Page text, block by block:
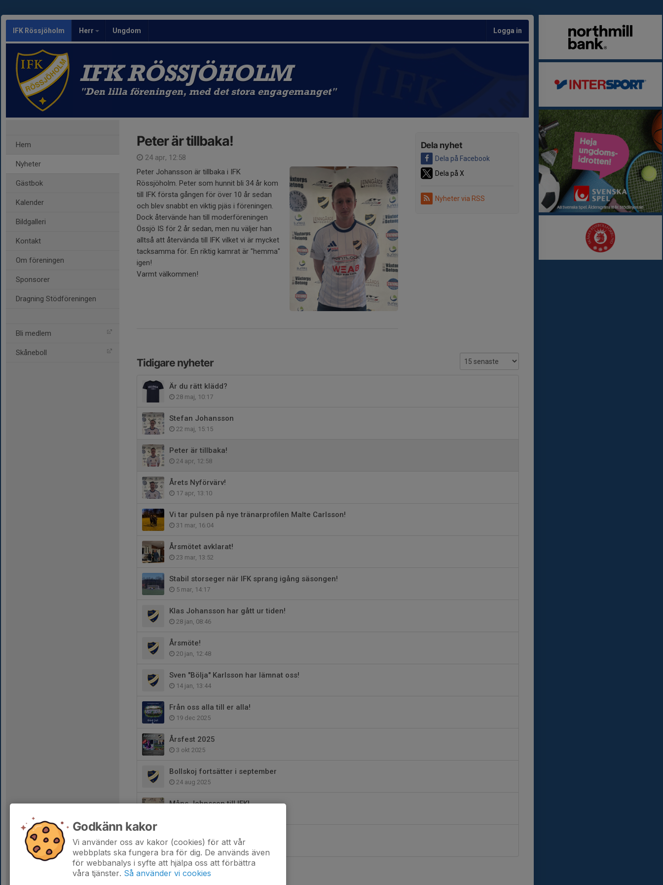
IFK Rössjöholm Herr Ungdom Logga in
IFK RÖSSJÖHOLM
"Den lilla föreningen, med det stora engagemanget"
Hem
Nyheter
Gästbok
Kalender
Bildgalleri
Kontakt
Om föreningen
Sponsorer
Dragning Stödföreningen
Bli medlem
Skåneboll
Dela nyhet
Dela på Facebook
Dela på X
Nyheter via RSS
Peter är tillbaka!
24 apr, 12:58
Peter Johansson är tillbaka i IFK
Rössjöholm. Peter som hunnit bli 34 år kom
till IFK första gången för över 10 år sedan
och blev snabbt en viktig pjäs i föreningen.
Dock återvände han till moderföreningen
Össjö IS för 2 år sedan, men nu väljer han
alltså att återvända till IFK vilket vi är mycket
tacksamma för. En riktig kamrat är "hemma"
igen!
Varmt välkommen!
Tidigare nyheter
Är du rätt klädd?
28 maj, 10:17
Stefan Johansson
22 maj, 15:15
Peter är tillbaka!
24 apr, 12:58
Årets Nyförvärv!
17 apr, 13:10
Vi tar pulsen på nye tränarprofilen Malte Carlsson!
31 mar, 16:04
Årsmötet avklarat!
23 mar, 13:52
Stabil storseger när IFK sprang igång säsongen!
5 mar, 14:17
Klas Johansson har gått ur tiden!
28 jan, 08:46
Årsmöte!
20 jan, 12:48
Sven "Bölja" Karlsson har lämnat oss!
14 jan, 13:44
Från oss alla till er alla!
19 dec 2025
Årsfest 2025
3 okt 2025
Bollskoj fortsätter i september
24 aug 2025
Måns Johnsson till IFK!
5 jun 2025
Godkänn kakor
Vi använder oss av kakor (cookies) för att vår
webbplats ska fungera bra för dig. De används även
för webbanalys i syfte att hjälpa oss att förbättra
våra tjänster. Så använder vi cookies